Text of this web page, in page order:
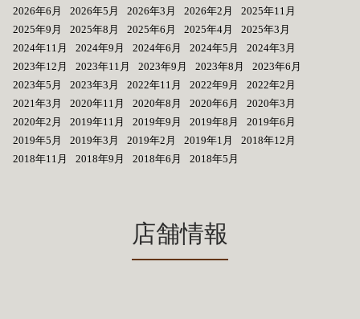
2026年6月
2026年5月 2026年3月 2026年2月
2025年11月
2025年9月
2025年8月 2025年6月 2025年4月
2025年3月
2024年11月
2024年9月 2024年6月 2024年5月
2024年3月
2023年12月
2023年11月 2023年9月 2023年8月
2023年6月
2023年5月
2023年3月 2022年11月 2022年9月
2022年2月
2021年3月
2020年11月 2020年8月 2020年6月
2020年3月
2020年2月
2019年11月 2019年9月 2019年8月
2019年6月
2019年5月
2019年3月 2019年2月 2019年1月
2018年12月
2018年11月
2018年9月 2018年6月 2018年5月
店舗情報